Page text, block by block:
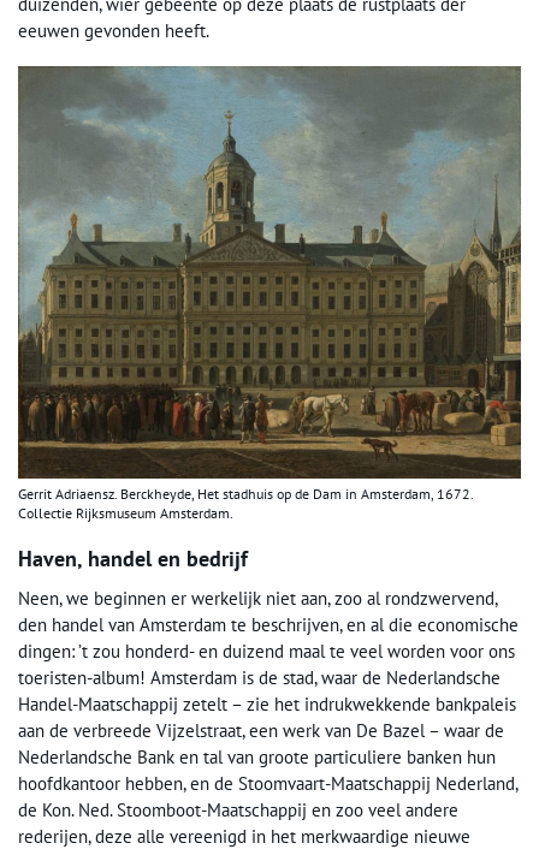
eeuwen gevonden heeft.
Gerrit Adriaensz. Berckheyde, Het stadhuis op de Dam in Amsterdam, 1672.
Collectie Rijksmuseum Amsterdam.
Haven, handel en bedrijf
Neen, we beginnen er werkelijk niet aan, zoo al rondzwervend,
den handel van Amsterdam te beschrijven, en al die economische
dingen: ’t zou honderd- en duizend maal te veel worden voor ons
toeristen-album! Amsterdam is de stad, waar de Nederlandsche
Handel-Maatschappij zetelt – zie het indrukwekkende bankpaleis
aan de verbreede Vijzelstraat, een werk van De Bazel – waar de
Nederlandsche Bank en tal van groote particuliere banken hun
hoofdkantoor hebben, en de Stoomvaart-Maatschappij Nederland,
de Kon. Ned. Stoomboot-Maatschappij en zoo veel andere
rederijen, deze alle vereenigd in het merkwaardige nieuwe